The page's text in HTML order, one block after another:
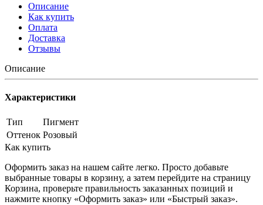
Описание
Как купить
Оплата
Доставка
Отзывы
Описание
Характеристики
Тип
Пигмент
Оттенок Розовый
Как купить
Оформить заказ на нашем сайте легко. Просто добавьте
выбранные товары в корзину, а затем перейдите на страницу
Корзина, проверьте правильность заказанных позиций и
нажмите кнопку «Оформить заказ» или «Быстрый заказ».